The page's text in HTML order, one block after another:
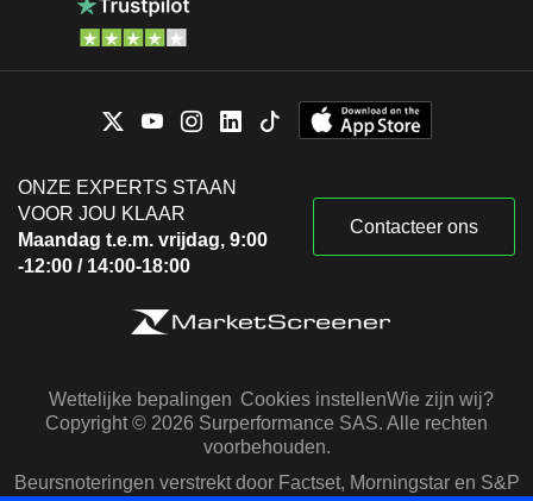
ONZE EXPERTS STAAN
VOOR JOU KLAAR
Maandag t.e.m. vrijdag, 9:00
-12:00 / 14:00-18:00
Contacteer ons
Wettelijke bepalingen Cookies instellenWie zijn wij?
Copyright © 2026 Surperformance SAS. Alle rechten
voorbehouden.
Beursnoteringen verstrekt door Factset, Morningstar en S&P